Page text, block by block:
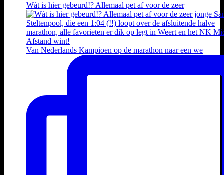
Wát is hier gebeurd!? Allemaal pet af voor de zeer
Van Nederlands Kampioen op de marathon naar een we